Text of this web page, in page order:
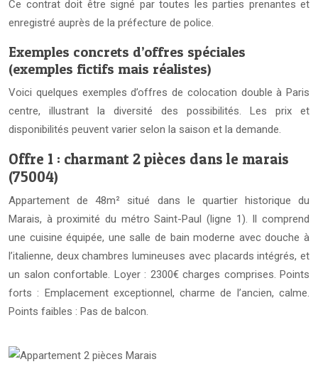
Ce contrat doit être signé par toutes les parties prenantes et
enregistré auprès de la préfecture de police.
Exemples concrets d’offres spéciales
(exemples fictifs mais réalistes)
Voici quelques exemples d’offres de colocation double à Paris
centre, illustrant la diversité des possibilités. Les prix et
disponibilités peuvent varier selon la saison et la demande.
Offre 1 : charmant 2 pièces dans le marais
(75004)
Appartement de 48m² situé dans le quartier historique du
Marais, à proximité du métro Saint-Paul (ligne 1). Il comprend
une cuisine équipée, une salle de bain moderne avec douche à
l’italienne, deux chambres lumineuses avec placards intégrés, et
un salon confortable. Loyer : 2300€ charges comprises. Points
forts : Emplacement exceptionnel, charme de l’ancien, calme.
Points faibles : Pas de balcon.